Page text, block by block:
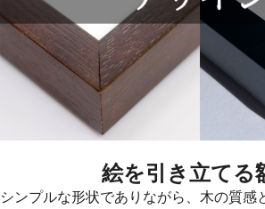
絵を引き立てる
シンプルな形状でありながら、木の質感